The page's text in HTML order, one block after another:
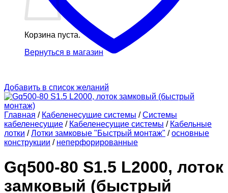
Корзина пуста.
Вернуться в магазин
Добавить в список желаний
Главная / Кабеленесущие системы / Системы
кабеленесущие / Кабеленесущие системы / Кабельные
лотки / Лотки замковые "Быстрый монтаж" / основные
конструкции / неперфорированные
Gq500-80 S1.5 L2000, лоток
замковый (быстрый